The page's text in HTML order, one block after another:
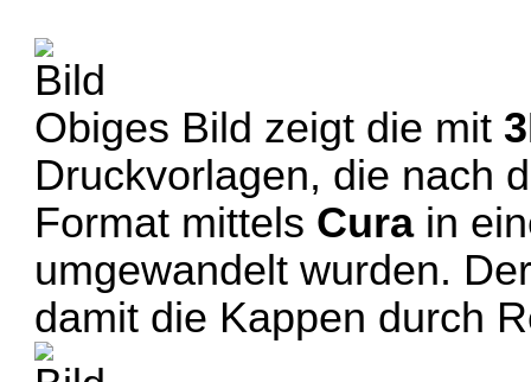
Obiges Bild zeigt die mit
Druckvorlagen, die nach
Format mittels Curain
umgewandelt wurden.
damit die Kappen durch